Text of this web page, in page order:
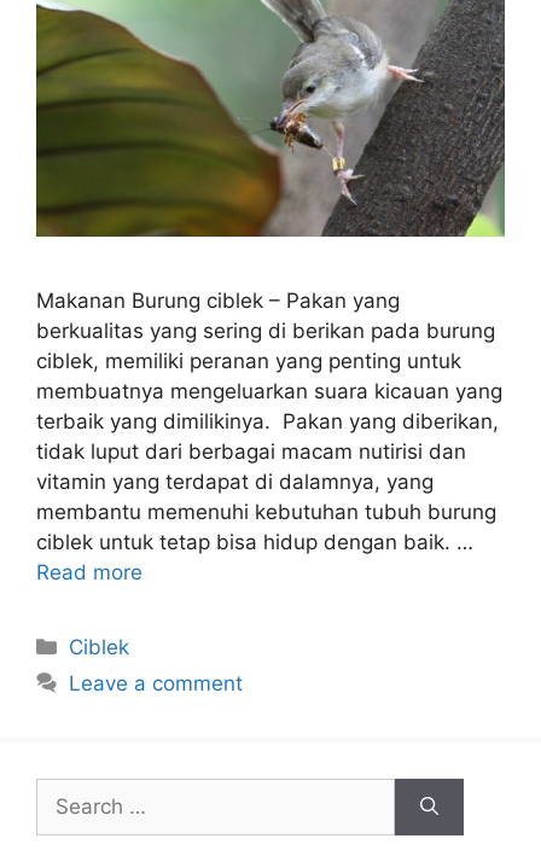
Makanan Burung ciblek – Pakan yang
berkualitas yang sering di berikan pada burung
ciblek, memiliki peranan yang penting untuk
membuatnya mengeluarkan suara kicauan yang
terbaik yang dimilikinya. Pakan yang diberikan,
tidak luput dari berbagai macam nutirisi dan
vitamin yang terdapat di dalamnya, yang
membantu memenuhi kebutuhan tubuh burung
ciblek untuk tetap bisa hidup dengan baik. …
Read more
Categories
Ciblek
Leave a comment
Search
for: